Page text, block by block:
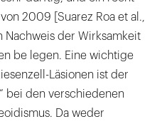
2009 [Suarez Roa et al.,
der Wirksamkeit
be legen. Eine wichtige
Läsionen ist der
bei den verschiedenen
Da weder